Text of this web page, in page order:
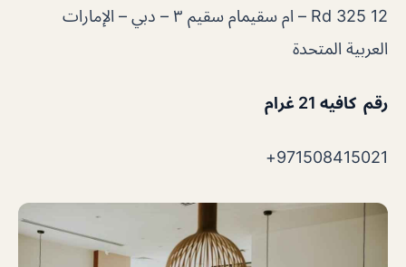
12 325 Rd – ام سقيمام سقيم ٣ – دبي – الإمارات
العربية المتحدة
رقم كافيه 21 غرام
971508415021+